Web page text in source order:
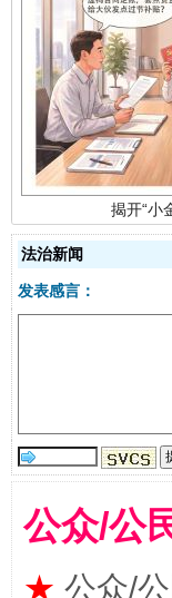
揭开“小
法治新闻
发表感言：
公众/公
★ 公众/